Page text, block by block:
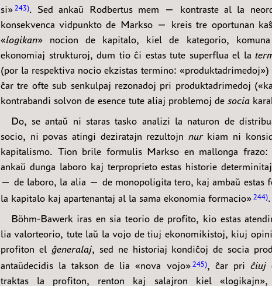
si» 243 . Sed ankaŭ Rodbertus mem — kontraste al la
konsekvenca vidpunkto de Markso — kreis tre oportunan
«logikan» nocion de kapitalo, kiel de kategorio,
ekonomiaj strukturoj, dum tio ĉi estas tute superflua el la
(por la respektiva nocio ekzistas termino:
ĉar tre ofte sub senkulpaj rezonadoj pri produktadrimedoj
kontrabandi solvon de esence tute aliaj problemoj de socia
Do, se antaŭ ni staras tasko analizi la naturon de
socio, ni povas atingi deziratajn rezultojn nurkiam ni
kapitalismo. Tion brile formulis Markso en mallonga
ankaŭ dunga laboro kaj terproprieto estas historie
— de laboro, la alia — de monopoligita tero, kaj ambaŭ estas
la kapitalo kaj apartenantaj al la sama ekonomia formacio» 244 .
Böhm-Bawerk iras en sia teorio de profito, kio estas
lia valorteorio, tute laŭ la vojo de tiuj ekonomikistoj, kiuj
profiton el ĝeneralaj, sed ne historiaj kondiĉoj de socia
antaŭdecidis la takson de lia «nova vojo» 245 , ĉar pri ĉiuj
traktas la profiton, renton kaj salajron kiel